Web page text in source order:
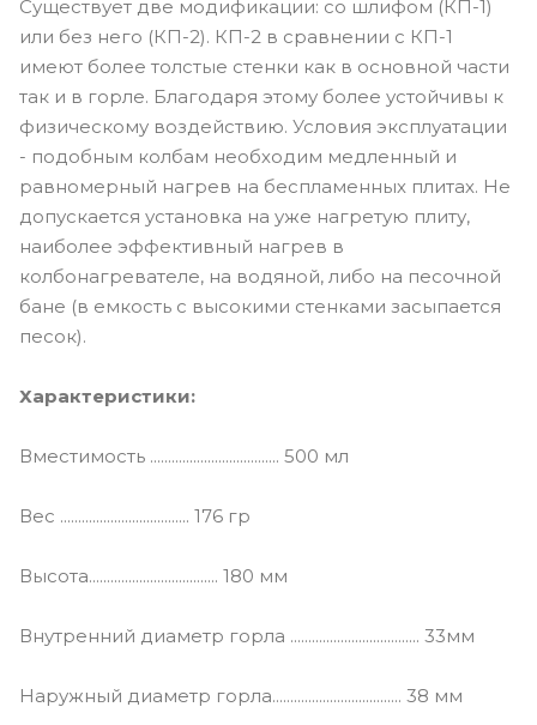
Существует две модификации: со шлифом (КП-1)
или без него (КП-2). КП-2 в сравнении с КП-1
имеют более толстые стенки как в основной части
так и в горле. Благодаря этому более устойчивы к
физическому воздействию. Условия эксплуатации
- подобным колбам необходим медленный и
равномерный нагрев на беспламенных плитах. Не
допускается установка на уже нагретую плиту,
наиболее эффективный нагрев в
колбонагревателе, на водяной, либо на песочной
бане (в емкость с высокими стенками засыпается
песок).
Характеристики:
Вместимость .................................... 500 мл
Вес .................................... 176 гр
Высота.................................... 180 мм
Внутренний диаметр горла .................................... 33мм
Наружный диаметр горла.................................... 38 мм